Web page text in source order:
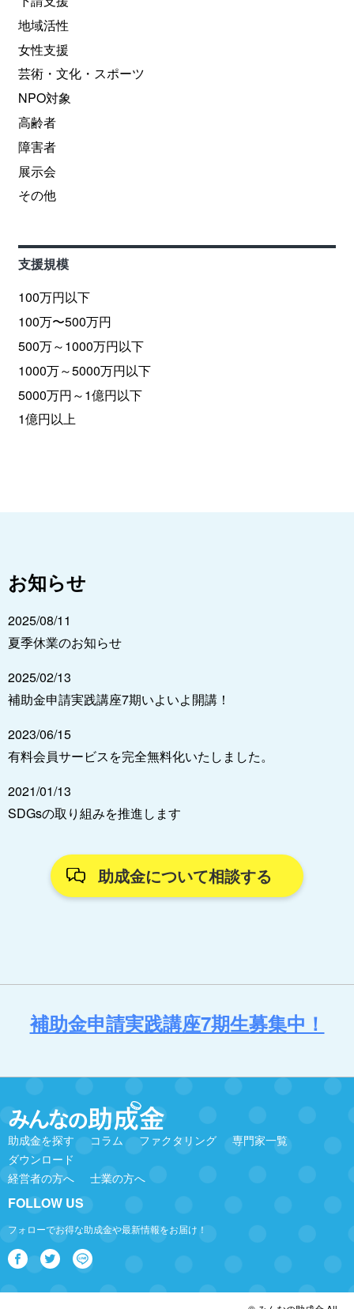
地域活性
女性支援
芸術・文化・スポーツ
NPO対象
高齢者
障害者
展示会
その他
支援規模
100万円以下
100万〜500万円
500万～1000万円以下
1000万～5000万円以下
5000万円～1億円以下
1億円以上
お知らせ
2025/08/11
夏季休業のお知らせ
2025/02/13
補助金申請実践講座7期いよいよ開講！
2023/06/15
有料会員サービスを完全無料化いたしました。
2021/01/13
SDGsの取り組みを推進します
助成金について相談する
補助金申請実践講座7期生募集中！
助成金を探す コラム ファクタリング
専門家一覧
ダウンロード
経営者の方へ
士業の方へ
FOLLOW US
フォローでお得な助成金や最新情報をお届け！